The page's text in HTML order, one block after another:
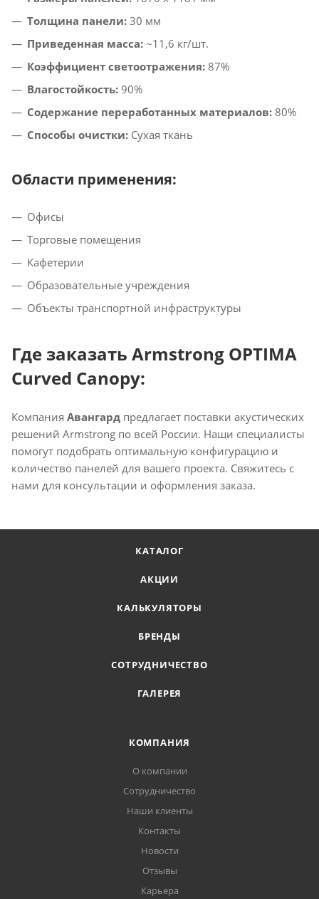
Толщина панели: 30 мм​
Приведенная масса: ~11,6 кг/шт.
Коэффициент светоотражения: 87%​
Влагостойкость: 90%
Содержание переработанных материалов: 80%​
Способы очистки: Сухая ткань​
Области применения:
Офисы​
Торговые помещения​
Кафетерии​
Образовательные учреждения​
Объекты транспортной инфраструктуры​
Где заказать Armstrong OPTIMA
Curved Canopy:
Компания Авангард предлагает поставки акустических
решений Armstrong по всей России. Наши специалисты
помогут подобрать оптимальную конфигурацию и
количество панелей для вашего проекта. Свяжитесь с
нами для консультации и оформления заказа.
КАТАЛОГ
АКЦИИ
КАЛЬКУЛЯТОРЫ
БРЕНДЫ
СОТРУДНИЧЕСТВО
ГАЛЕРЕЯ
КОМПАНИЯ
О компании
Сотрудничество
Наши клиенты
Контакты
Новости
Отзывы
Карьера